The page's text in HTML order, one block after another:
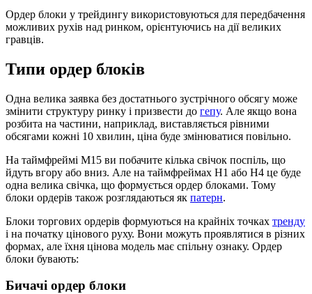
Ордер блоки у трейдингу використовуються для передбачення
можливих рухів над ринком, орієнтуючись на дії великих
гравців.
Типи ордер блоків
Одна велика заявка без достатнього зустрічного обсягу може
змінити структуру ринку і призвести до гепу. Але якщо вона
розбита на частини, наприклад, виставляється рівними
обсягами кожні 10 хвилин, ціна буде змінюватися повільно.
На таймфреймі M15 ви побачите кілька свічок поспіль, що
йдуть вгору або вниз. Але на таймфреймах H1 або H4 це буде
одна велика свічка, що формується ордер блоками. Тому
блоки ордерів також розглядаються як патерн.
Блоки торгових ордерів формуються на крайніх точках тренду
і на початку цінового руху. Вони можуть проявлятися в різних
формах, але їхня цінова модель має спільну ознаку. Ордер
блоки бувають:
Бичачі ордер блоки